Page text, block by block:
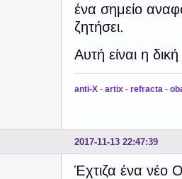
ένα σημείο
ζητήσει.
Αυτή είναι η
anti-X - artix - refracta -
2017-11-13 22:47:39
Έχτιζα ένα νέο